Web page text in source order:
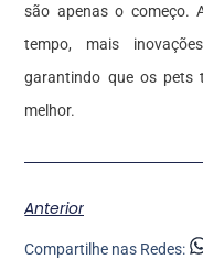
são apenas o começo.
tempo, mais
garantindo que os pets
melhor.
Anterior
Compartilhe nas Redes: